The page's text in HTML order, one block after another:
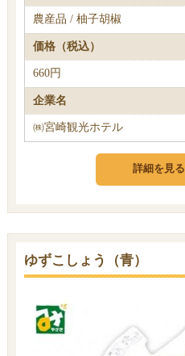
農産品 / 柚子胡椒
価格（税込）
660円
企業名
㈱宮崎観光ホテル
詳細を見る
ゆずこしょう（青）